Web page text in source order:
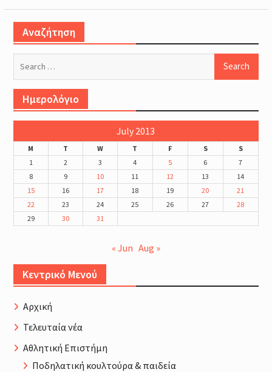
Αναζήτηση
Ημερολόγιο
July 2013
M T W T F S
S
1
2 3 4 5 6
7
8
9 10 11 12 13
14
15
16 17 18 19 20
21
22
23 24 25 26 27
28
29
30 31
« Jun Aug »
Κεντρικό Μενού
Αρχική
Τελευταία νέα
Αθλητική Επιστήμη
Ποδηλατική κουλτούρα & παιδεία